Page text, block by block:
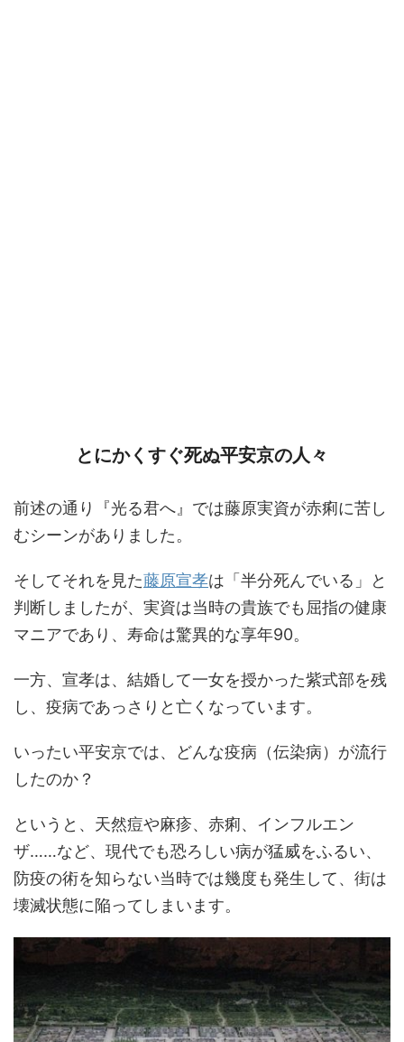
とにかくすぐ死ぬ平安京の人々
前述の通り『光る君へ』では藤原実資が赤痢に苦し
むシーンがありました。
そしてそれを見た藤原宣孝は「半分死んでいる」と
判断しましたが、実資は当時の貴族でも屈指の健康
マニアであり、寿命は驚異的な享年90。
一方、宣孝は、結婚して一女を授かった紫式部を残
し、疫病であっさりと亡くなっています。
いったい平安京では、どんな疫病（伝染病）が流行
したのか？
というと、天然痘や麻疹、赤痢、インフルエン
ザ……など、現代でも恐ろしい病が猛威をふるい、
防疫の術を知らない当時では幾度も発生して、街は
壊滅状態に陥ってしまいます。